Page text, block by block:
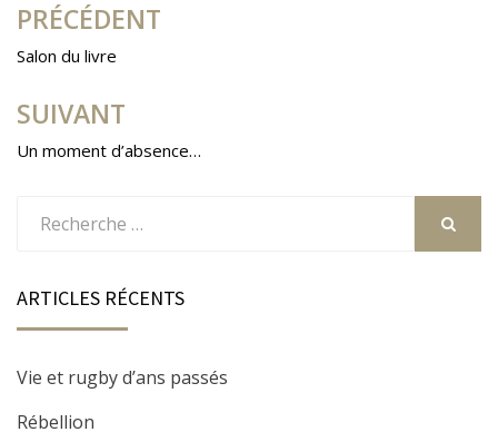
Navigation
de
l’article
PRÉCÉDENT
Salon du livre
SUIVANT
Un moment d’absence…
ARTICLES RÉCENTS
Vie et rugby d’ans passés
Rébellion